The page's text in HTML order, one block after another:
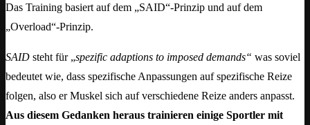
Das Training basiert auf dem „SAID“-Prinzip und auf dem
„Overload“-Prinzip.
SAID steht für „spezific adaptions to imposed demands“ was soviel
bedeutet wie, dass spezifische Anpassungen auf spezifische Reize
folgen, also er Muskel sich auf verschiedene Reize anders anpasst.
Aus diesem Gedanken heraus trainieren einige Sportler mit